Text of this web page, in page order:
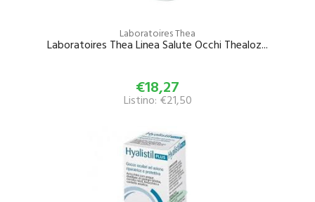
Laboratoires Thea
Laboratoires Thea Linea Salute Occhi Thealoz...
€18,27
Listino: €21,50